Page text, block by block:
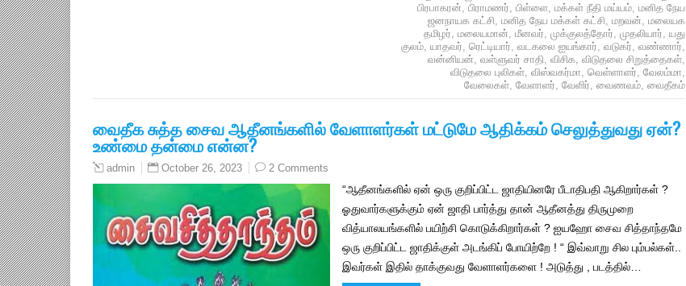
பிரபாகரன், பிராமணர், பிள்ளை, மக்கள் நீதி மய்யம், மனித நேய
ஜனநாயக கட்சி, மனித நேய மக்கள் கட்சி, மறவன், மலையக
தமிழர், மலையமான், மீனவர், முக்குலத்தோர், முதலியார், யது
குலம், யாதவர், ரெட்டியார், வடகலை ஐயங்கார், வடுகர், வண்ணார்,
வன்னியன், வள்ளுவர் சாதி, விசிக, விடுதலை சிறுத்தைகள்,
விடுதலை புலிகள், விஸ்வகர்மா, வெள்ளாளர், வேலம்மா,
வேலைகள், வேளாளர், வேளிர், வைணவம், வைதீகம்
வைதீக சுத்த சைவ ஆதீனங்களில் வேளாளர்கள் மட்டுமே ஆதிக்கம் செலுத்துவது ஏன்?
உண்மை தன்மை என்ன?
admin October 26, 2023 2 Comments
“ஆதீனங்களில் ஏன் ஒரு குறிப்பிட்ட ஜாதியினரே பீடாதிபதி ஆகிறார்கள் ?
ஓதுவார்களுக்கும் ஏன் ஜாதி பார்த்து தான் ஆதீனத்து திருமுறை
வித்யாலயங்களில் பயிற்சி கொடுக்கிறார்கள் ? ஐயஹோ சைவ சித்தாந்தமே
ஒரு குறிப்பிட்ட ஜாதிக்குள் அடங்கிப் போயிற்றே ! “ இவ்வாறு சில பும்பல்கள்..
இவர்கள் இதில் தாக்குவது வேளாளர்களை ! அடுத்து , படத்தில்…